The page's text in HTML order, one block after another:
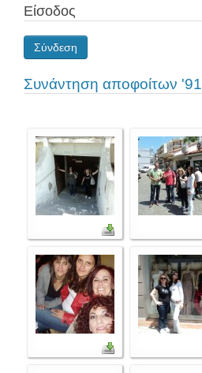
Είσοδος
Σύνδεση
Συνάντηση αποφοίτων '91